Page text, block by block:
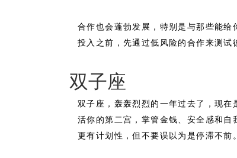
合作也会蓬勃发展，特别是与那些能
投入之前，先通过低风险的合作来测试
双子座
双子座，轰轰烈烈的一年过去了，现
活你的第二宫，掌管金钱、安全感和
更有计划性，但不要误以为是停滞不前。